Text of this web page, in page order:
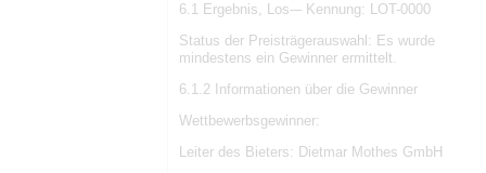
6.1 Ergebnis, Los-– Kennung: LOT-0000
Status der Preisträgerauswahl: Es wurde
mindestens ein Gewinner ermittelt.
6.1.2 Informationen über die Gewinner
Wettbewerbsgewinner:
Leiter des Bieters: Dietmar Mothes GmbH